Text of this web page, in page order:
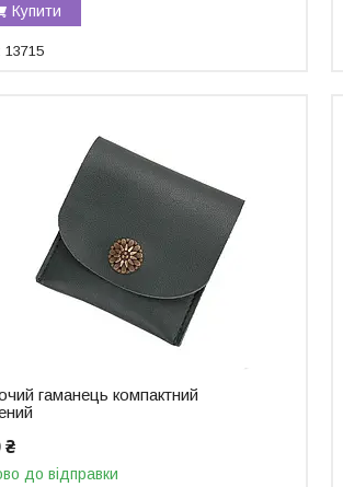
Купити
13715
гаманець компактний
₴
до відправки